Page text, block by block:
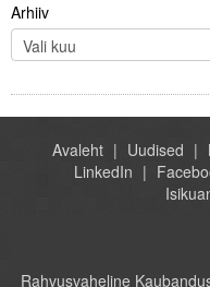
Arhiiv
Avaleht Uudised
LinkedIn
Rahvusvaheline